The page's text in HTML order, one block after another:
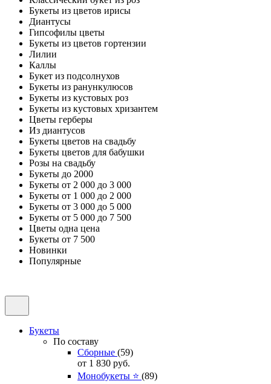
Букеты из цветов ирисы
Диантусы
Гипсофилы цветы
Букеты из цветов гортензии
Лилии
Каллы
Букет из подсолнухов
Букеты из ранункулюсов
Букеты из кустовых роз
Букеты из кустовых хризантем
Цветы герберы
Из диантусов
Букеты цветов на свадьбу
Букеты цветов для бабушки
Розы на свадьбу
Букеты до 2000
Букеты от 2 000 до 3 000
Букеты от 1 000 до 2 000
Букеты от 3 000 до 5 000
Букеты от 5 000 до 7 500
Цветы одна цена
Букеты от 7 500
Новинки
Популярные
Букеты
По составу
Сборные (59)
от 1 830 руб.
Монобукеты ⭐ (89)